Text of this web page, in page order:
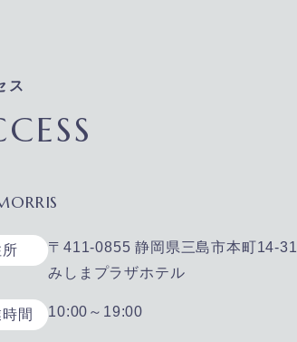
ス
〒411-0855 静岡県三島市本町14-31
みしまプラザホテル
間 10:00～19:00